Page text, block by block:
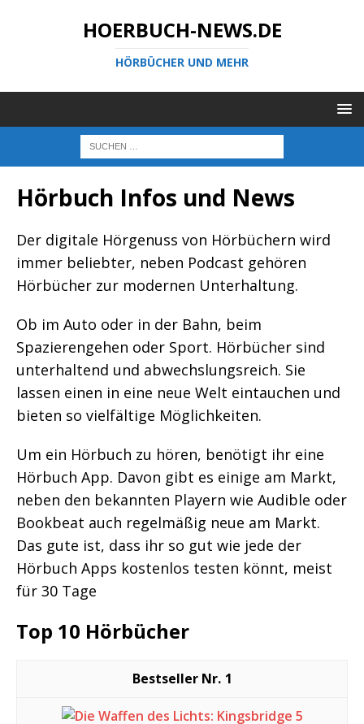
HOERBUCH-NEWS.DE
HÖRBÜCHER UND MEHR
Hörbuch Infos und News
Der digitale Hörgenuss von Hörbüchern wird
immer beliebter, neben Podcast gehören
Hörbücher zur modernen Unterhaltung.
Ob im Auto oder in der Bahn, beim
Spazierengehen oder Sport. Hörbücher sind
unterhaltend und abwechslungsreich. Sie
lassen einen in eine neue Welt eintauchen und
bieten so vielfältige Möglichkeiten.
Um ein Hörbuch zu hören, benötigt ihr eine
Hörbuch App. Davon gibt es einige am Markt,
neben den bekannten Playern wie Audible oder
Bookbeat auch regelmäßig neue am Markt.
Das gute ist, dass ihr so gut wie jede der
Hörbuch Apps kostenlos testen könnt, meist
für 30 Tage
Top 10 Hörbücher
1